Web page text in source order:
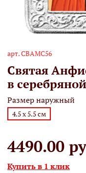
арт.СВАМС56
Святая
в
Размер наружный
4.5 х 5.5 см
4490.00
Купить в 1 клик